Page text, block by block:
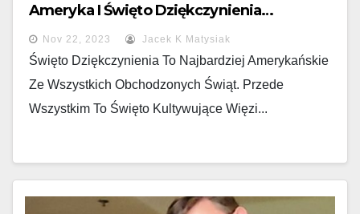
Ameryka I Święto Dziękczynienia…
Nov 22, 2023 Jacek K Matysiak
Święto Dziękczynienia To Najbardziej Amerykańskie
Ze Wszystkich Obchodzonych Świąt. Przede
Wszystkim To Święto Kultywujące Więzi...